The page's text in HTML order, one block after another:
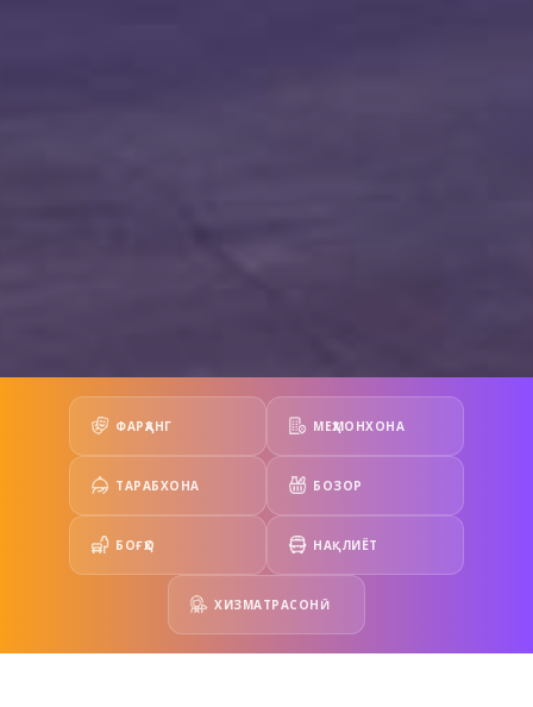
ФАРҲАНГ МЕҲМОНХОНА
ТАРАБХОНА БОЗОР
БОҒҲО НАҚЛИЁТ
ХИЗМАТРАСОНӢ